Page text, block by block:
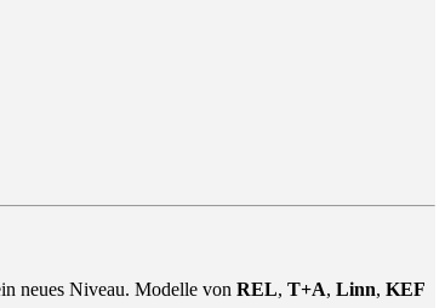
neues Niveau. Modelle von REL, T+A, Linn, KEF